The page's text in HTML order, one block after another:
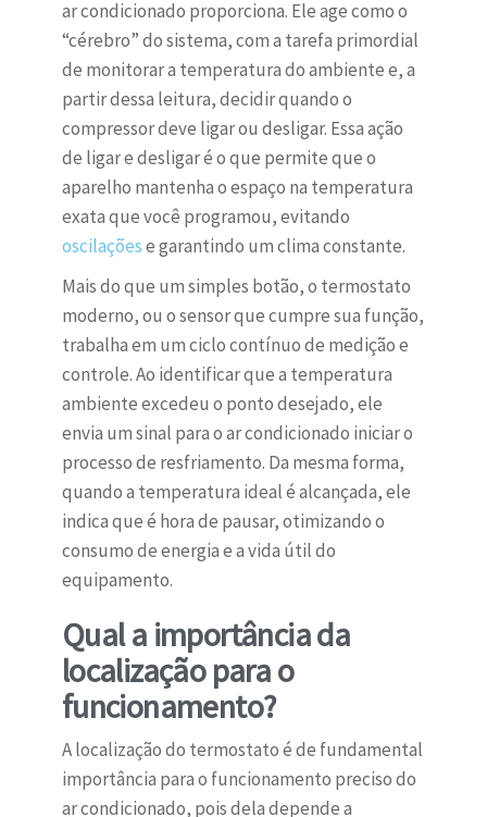
ar condicionado proporciona. Ele age como o
“cérebro” do sistema, com a tarefa primordial
de monitorar a temperatura do ambiente e, a
partir dessa leitura, decidir quando o
compressor deve ligar ou desligar. Essa ação
de ligar e desligar é o que permite que o
aparelho mantenha o espaço na temperatura
exata que você programou, evitando
oscilaçõese garantindo um clima constante.
Mais do que um simples botão, o termostato
moderno, ou o sensor que cumpre sua função,
trabalha em um ciclo contínuo de medição e
controle. Ao identificar que a temperatura
ambiente excedeu o ponto desejado, ele
envia um sinal para o ar condicionado iniciar o
processo de resfriamento. Da mesma forma,
quando a temperatura ideal é alcançada, ele
indica que é hora de pausar, otimizando o
consumo de energia e a vida útil do
equipamento.
Qual a importância da
localização para o
funcionamento?
A localização do termostato é de fundamental
importância para o funcionamento preciso do
ar condicionado, pois dela depende a